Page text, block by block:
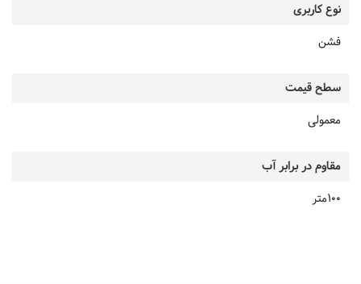
نوع کاربری
فشن
سطح قیمت
معمولی
مقاوم در برابر آب
100متر